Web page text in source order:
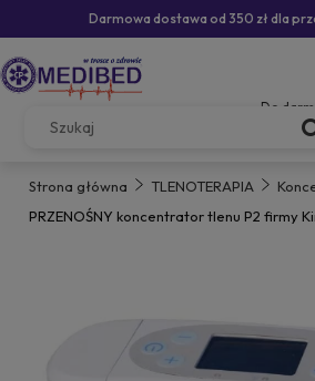
Darmowa dostawa od 350 zł dla
Do
Strona główna TLENOTERAPIA
PRZENOŚNY koncentrator tlenu P2 firmy